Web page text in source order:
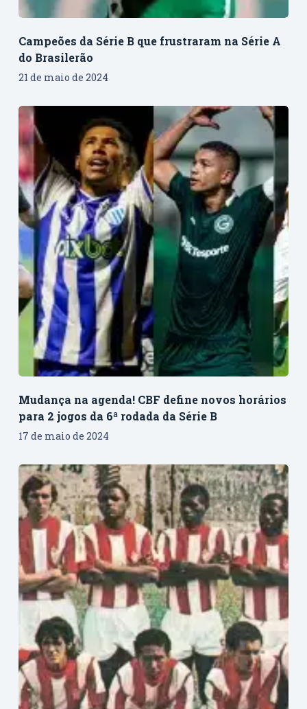
Campeões da Série B que frustraram na Série A
do Brasilerão
21 de maio de 2024
Mudança na agenda! CBF define novos horários
para 2 jogos da 6ª rodada da Série B
17 de maio de 2024